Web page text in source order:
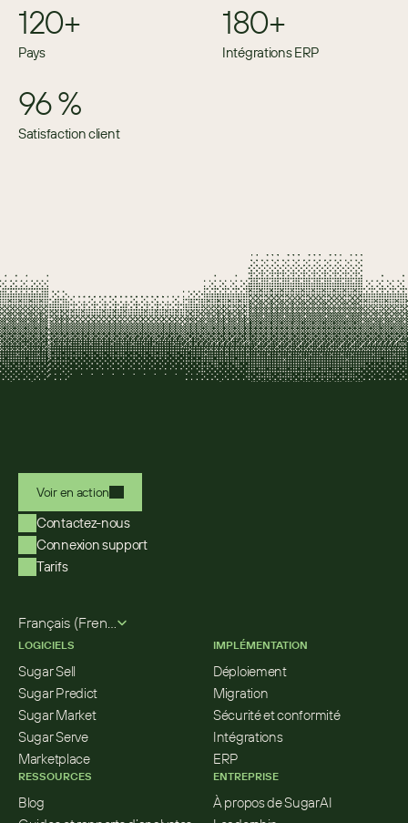
120+
Pays
180+
Intégrations ERP
96 %
Satisfaction client
Voir en action
Contactez-nous
Connexion support
Tarifs
Français (French)
LOGICIELS
Sugar Sell
Sugar Predict
Sugar Market
Sugar Serve
Marketplace
RESSOURCES
Blog
IMPLÉMENTATION
Déploiement
Migration
Sécurité et conformité
Intégrations
ERP
ENTREPRISE
À propos de SugarAI